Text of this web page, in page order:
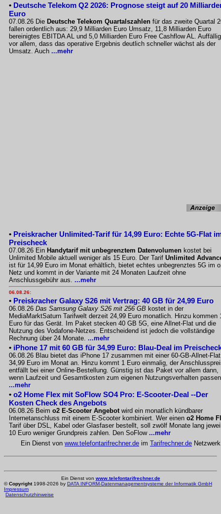
• Deutsche Telekom Q2 2026: Prognose steigt auf 20
Euro
07.08.26 Die Deutsche Telekom Quartalszahlen für das zweite Quartal
fallen ordentlich aus: 29,9 Milliarden Euro Umsatz, 11,8 Milliarden Euro
bereinigtes EBITDA AL und 5,0 Milliarden Euro Free Cashflow AL.
vor allem, dass das operative Ergebnis deutlich schneller wächst als der
Umsatz. Auch ...mehr
• Preiskracher Unlimited-Tarif für 14,99 Euro: Echte 5G-Flat
Preischeck
07.08.26 Ein Handytarif mit unbegrenztem Datenvolumen kostet bei
Unlimited Mobile aktuell weniger als 15 Euro. Der Tarif Unlimited
ist für 14,99 Euro im Monat erhältlich, bietet echtes unbegrenztes 5G im
Netz und kommt in der Variante mit 24 Monaten Laufzeit ohne
Anschlussgebühr aus. ...mehr
06.08.26:
• Preiskracher Galaxy S26 mit Vertrag: 40 GB für 24,99 Euro
06.08.26 Das Samsung Galaxy S26 mit 256 GB kostet in der
MediaMarktSaturn Tarifwelt derzeit 24,99 Euro monatlich. Hinzu kommen
Euro für das Gerät. Im Paket stecken 40 GB 5G, eine Allnet-Flat und die
Nutzung des Vodafone-Netzes. Entscheidend ist jedoch die vollständige
Rechnung über 24 Monate. ...mehr
• iPhone 17 mit 60 GB für 34,99 Euro: Blau-Deal im
06.08.26 Blau bietet das iPhone 17 zusammen mit einer 60-GB-Allnet-
34,99 Euro im Monat an. Hinzu kommt 1 Euro einmalig, der
entfällt bei einer Online-Bestellung. Günstig ist das Paket vor allem dann,
wenn Laufzeit und Gesamtkosten zum eigenen Nutzungsverhalten
...mehr
• o2 Home Flex mit SoFlow SO4 Pro: E-Scooter-Deal --Der
Kosten Check des Angebots
06.08.26 Beim o2 E-Scooter Angebotwird ein monatlich kündbarer
Internetanschluss mit einem E-Scooter kombiniert. Wer einen o2 Home
Tarif über DSL, Kabel oder Glasfaser bestellt, soll zwölf Monate lang
10 Euro weniger Grundpreis zahlen. Den SoFlow ...mehr
Ein Dienst von www.telefontarifrechner.de im Tarifrechner.de Netzwerk
Ein Dienst von www.telefontarifrechner.de
©Copyright1998-2026 by DATA INFORM-Datenmanagementsysteme der Informatik GmbH
Impressum
Datenschutzhinweise